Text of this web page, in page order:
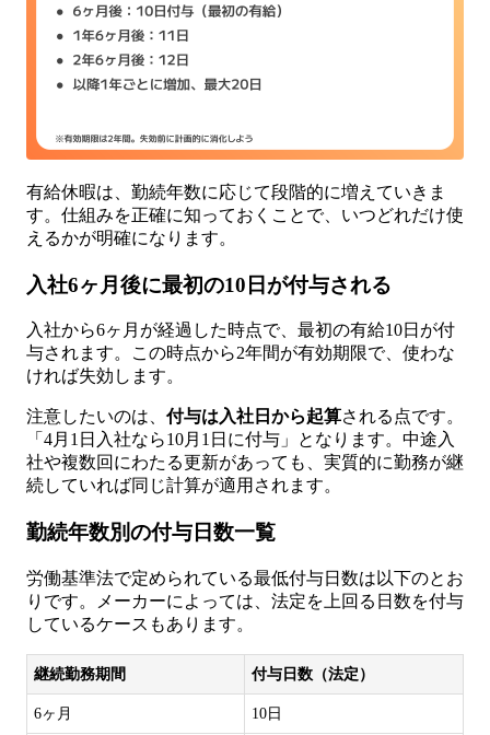
有給休暇は、勤続年数に応じて段階的に増えていきま
す。仕組みを正確に知っておくことで、いつどれだけ使
えるかが明確になります。
入社6ヶ月後に最初の10日が付与される
入社から6ヶ月が経過した時点で、最初の有給10日が付
与されます。この時点から2年間が有効期限で、使わな
ければ失効します。
注意したいのは、 付与は入社日から起算される点です。
「4月1日入社なら10月1日に付与」となります。中途入
社や複数回にわたる更新があっても、実質的に勤務が継
続していれば同じ計算が適用されます。
勤続年数別の付与日数一覧
労働基準法で定められている最低付与日数は以下のとお
りです。メーカーによっては、法定を上回る日数を付与
しているケースもあります。
継続勤務期間 付与日数（法定）
6ヶ月 10日